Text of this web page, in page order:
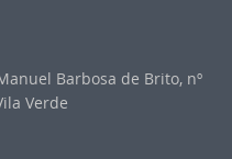
Barbosa de Brito, nº
Verde